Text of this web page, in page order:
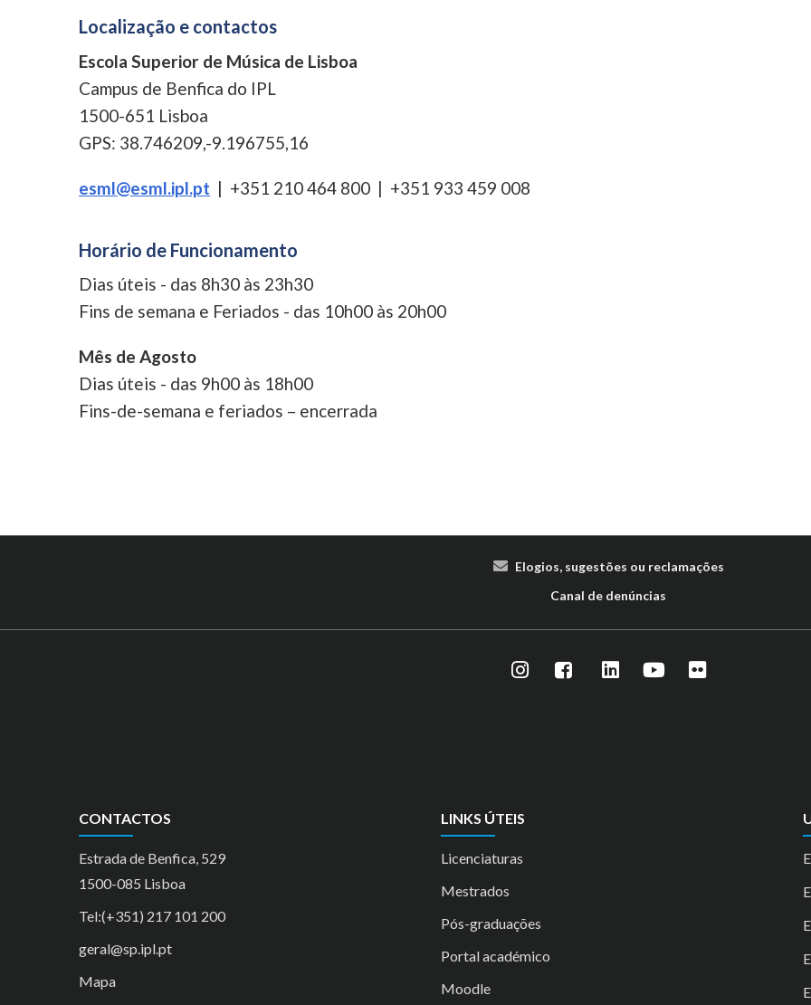
Localização e contactos
Escola Superior de Música de Lisboa
Campus de Benfica do IPL
1500-651 Lisboa
GPS: 38.746209,-9.196755,16
esml@esml.ipl.pt | +351 210 464 800 | +351 933 459 008
Horário de Funcionamento
Dias úteis - das 8h30 às 23h30
Fins de semana e Feriados - das 10h00 às 20h00
Mês de Agosto
Dias úteis - das 9h00 às 18h00
Fins-de-semana e feriados – encerrada
Elogios, sugestões ou reclamações
Canal de denúncias
CONTACTOS
Estrada de Benfica, 529
1500-085 Lisboa
Tel:(+351) 217 101 200
geral@sp.ipl.pt
Mapa
LINKS ÚTEIS
Licenciaturas
Mestrados
Pós-graduações
Portal académico
Moodle